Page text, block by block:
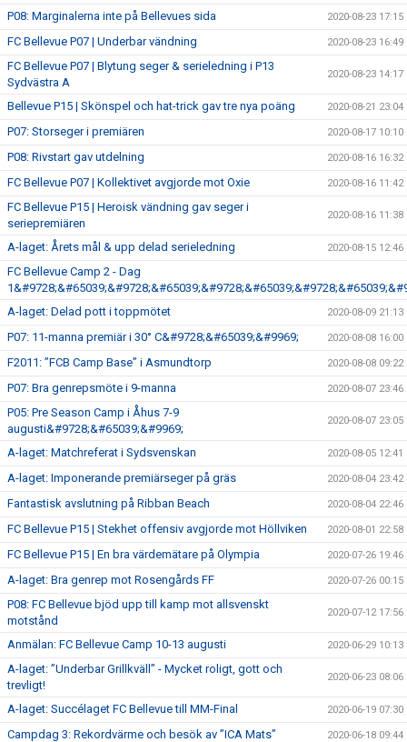
P08: Marginalerna inte på Bellevues sida 2020-08-23 17:15
FC Bellevue P07 | Underbar vändning 2020-08-23 16:49
FC Bellevue P07 | Blytung seger & serieledning i P13
Sydvästra A
2020-08-23 14:17
Bellevue P15 | Skönspel och hat-trick gav tre nya poäng 2020-08-21 23:04
P07: Storseger i premiären 2020-08-17 10:10
P08: Rivstart gav utdelning 2020-08-16 16:32
FC Bellevue P07 | Kollektivet avgjorde mot Oxie 2020-08-16 11:42
FC Bellevue P15 | Heroisk vändning gav seger i
seriepremiären
2020-08-16 11:38
A-laget: Årets mål & upp delad serieledning 2020-08-15 12:46
FC Bellevue Camp 2 - Dag
A-laget: Delad pott i toppmötet
2020-08-09 21:13
P07: 11-manna premiär i 30° C&#9728;&#65039;&#9969; 2020-08-08 16:00
F2011: ”FCB Camp Base” i Asmundtorp 2020-08-08 09:22
P07: Bra genrepsmöte i 9-manna 2020-08-07 23:46
P05: Pre Season Camp i Åhus 7-9
augusti&#9728;&#65039;&#9969;
2020-08-07 23:05
A-laget: Matchreferat i Sydsvenskan 2020-08-05 12:41
A-laget: Imponerande premiärseger på gräs 2020-08-04 23:42
Fantastisk avslutning på Ribban Beach 2020-08-04 22:46
FC Bellevue P15 | Stekhet offensiv avgjorde mot Höllviken 2020-08-01 22:58
FC Bellevue P15 | En bra värdemätare på Olympia 2020-07-26 19:46
A-laget: Bra genrep mot Rosengårds FF 2020-07-26 00:15
P08: FC Bellevue bjöd upp till kamp mot allsvenskt
motstånd
2020-07-12 17:56
Anmälan: FC Bellevue Camp 10-13 augusti 2020-06-29 10:13
A-laget: ”Underbar Grillkväll” - Mycket roligt, gott och
trevligt!
2020-06-23 08:06
A-laget: Succélaget FC Bellevue till MM-Final 2020-06-19 07:30
Campdag 3: Rekordvärme och besök av ”ICA Mats” 2020-06-18 09:44